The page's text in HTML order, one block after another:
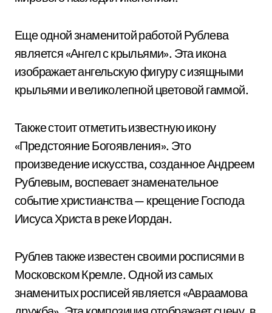
Еще одной знаменитой работой Рублева
является «Ангел с крыльями». Эта икона
изображает ангельскую фигуру с изящными
крыльями и великолепной цветовой гаммой.
Также стоит отметить известную икону
«Предстояние Богоявления». Это
произведение искусства, созданное Андреем
Рублевым, воспевает знаменательное
событие христианства — крещение Господа
Иисуса Христа в реке Иордан.
Рублев также известен своими росписями в
Московском Кремле. Одной из самых
знаменитых росписей является «Авраамова